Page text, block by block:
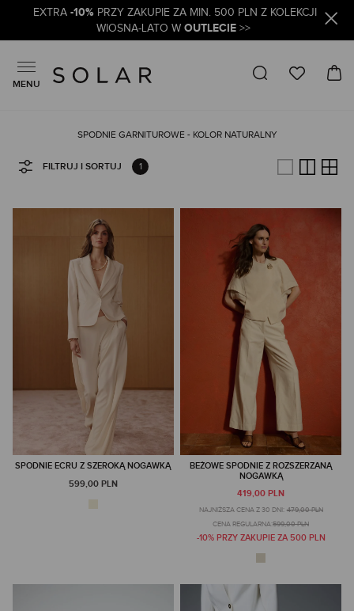
EXTRA -10% PRZY ZAKUPIE ZA MIN. 500 PLN Z KOLEKCJI
WIOSNA-LATO W OUTLECIE>>
MENU
SPODNIE GARNITUROWE - KOLOR NATURALNY
FILTRUJ I SORTUJ 1
SPODNIE ECRU Z SZEROKĄ NOGAWKĄ
599,00 PLN
BEŻOWE SPODNIE Z ROZSZERZANĄ
NOGAWKĄ
419,00 PLN
NAJNIŻSZA CENA Z 30 DNI: 479,00 PLN
CENA REGULARNA:599,00 PLN
-10% PRZY ZAKUPIE ZA 500 PLN